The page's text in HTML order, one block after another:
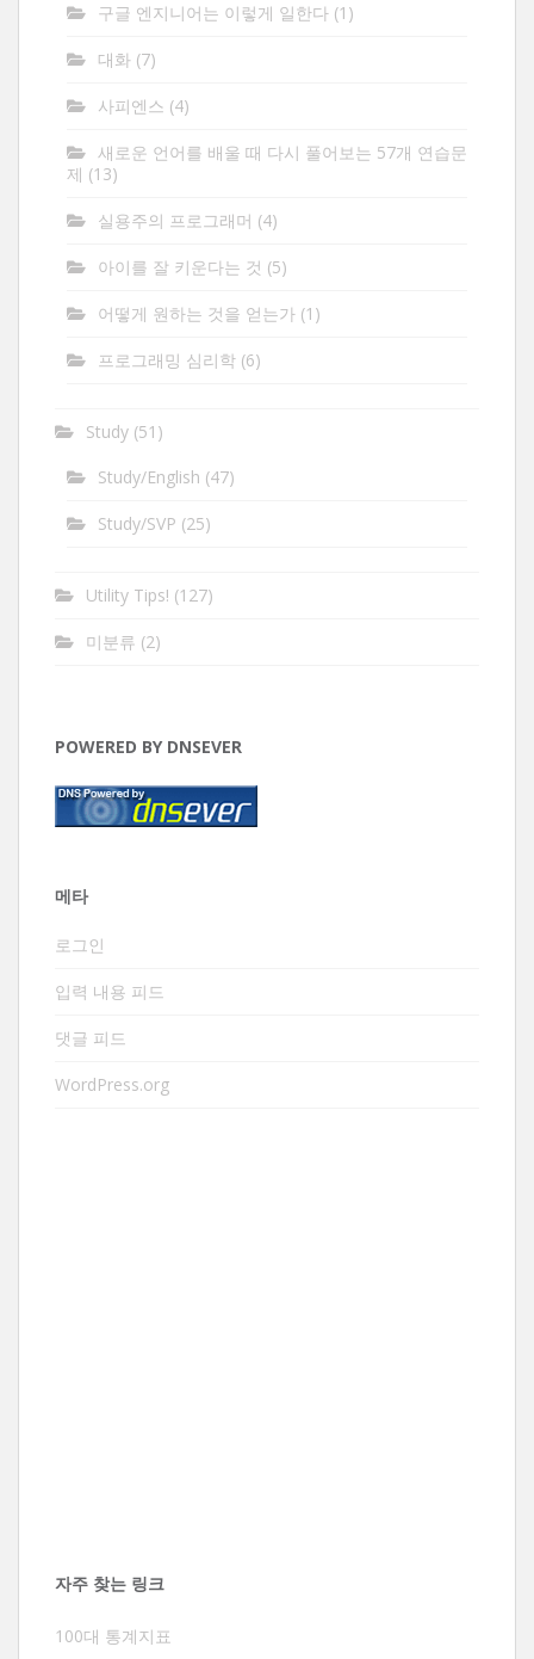
구글 엔지니어는 이렇게 일한다 (1)
대화 (7)
사피엔스 (4)
새로운 언어를 배울 때 다시 풀어보는 57개 연습문
제 (13)
실용주의 프로그래머 (4)
아이를 잘 키운다는 것 (5)
어떻게 원하는 것을 얻는가 (1)
프로그래밍 심리학 (6)
Study (51)
Study/English (47)
Study/SVP (25)
Utility Tips! (127)
미분류 (2)
POWERED BY DNSEVER
메타
로그인
입력 내용 피드
댓글 피드
WordPress.org
자주 찾는 링크
100대 통계지표